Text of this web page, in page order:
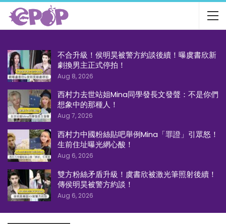
不合升級！侯明昊被警方約談後續！曝虞書欣新
劇換男主正式停拍！
Aug 8, 2026
西村力去世站姐Mina同學發長文發聲：不是你們
想象中的那種人！
Aug 7, 2026
西村力中國粉絲貼吧舉例Mina「罪證」引眾怒！
生前住址曝光網心酸！
Aug 6, 2026
雙方粉絲矛盾升級！虞書欣被激光筆照射後續！
傳侯明昊被警方約談！
Aug 6, 2026